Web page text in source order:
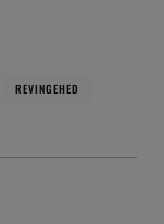
REVINGEHED